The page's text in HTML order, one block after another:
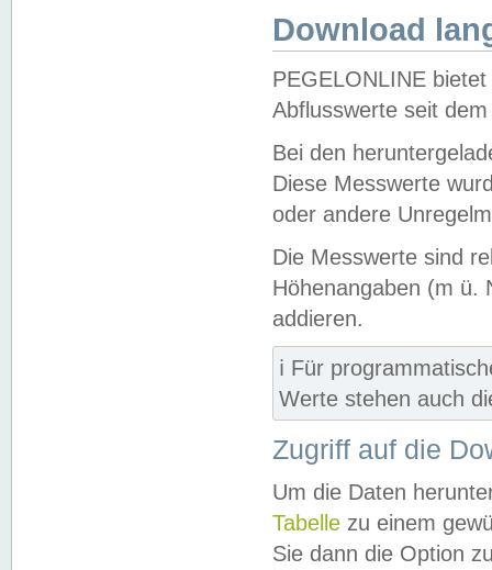
Download
PEGELONLINE
Abflusswerte seit
Bei den
Diese Messwerte
oder andere
Die Messwerte sind
Höhenangaben (m ü.
addieren.
ℹ️ Für
Werte stehen auch
Zugriff auf die
Um die Daten
Tabelle zu einem
Sie dann die Option